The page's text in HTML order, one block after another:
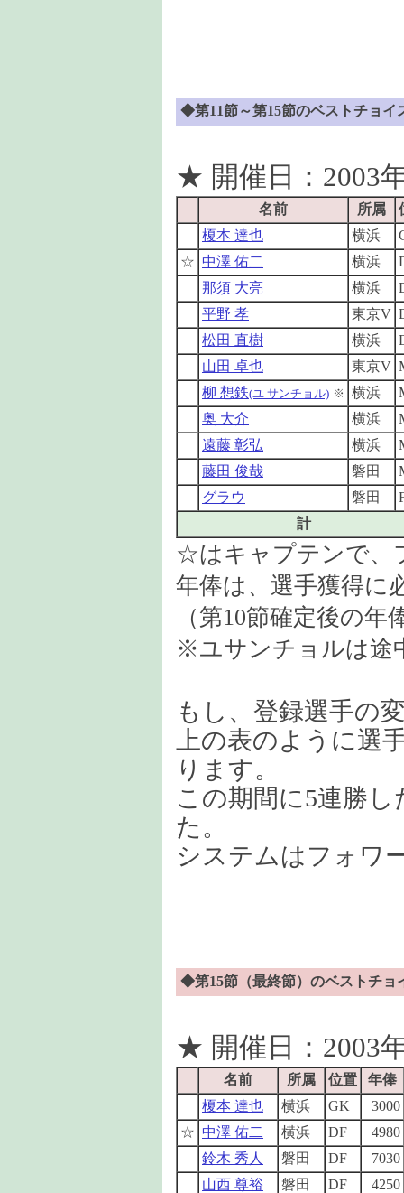
◆第11節～第15節のベストチョ
★ 開催日：2003
名前 所属
榎本 達也
横浜
☆ 中澤 佑二 横浜
那須 大亮
横浜
平野 孝
東京V
松田 直樹
横浜
山田 卓也
東京V
柳 想鉄(ユ サンチョル) ※ 横浜
奥 大介
横浜
遠藤 彰弘
横浜
藤田 俊哉
磐田
グラウ
磐田
計
☆はキャプテンで、
年俸は、選手獲得に
（第10節確定後の年
※ユサンチョルは途
もし、登録選手の
上の表のように選
ります。
この期間に5連勝
た。
システムはフォワ
◆第15節（最終節）のベストチ
★ 開催日：2003
名前 所属 位置
年俸
榎本 達也
横浜 GK
3000
☆ 中澤 佑二 横浜 DF
4980
鈴木 秀人
磐田 DF
7030
山西 尊裕
磐田 DF 4250